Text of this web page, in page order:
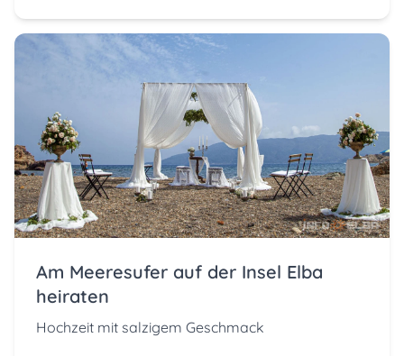
Am Meeresufer auf der Insel Elba
heiraten
Hochzeit mit salzigem Geschmack